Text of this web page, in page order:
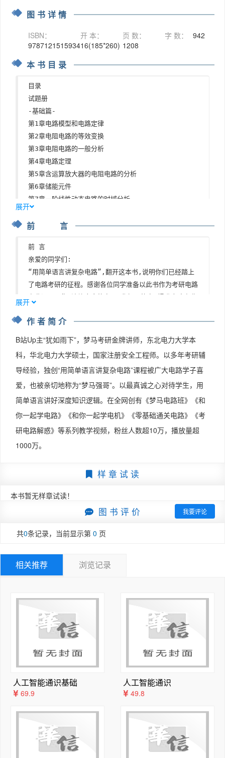
图书详情
ISBN：
9787121515934
开 本：
16(185*260)
页 数：
1208
字 数： 942
本书目录
目录
试题册
-基础篇-
第1章电路模型和电路定律
第2章电阻电路的等效变换
第3章电阻电路的一般分析
第4章电路定理
第5章含运算放大器的电阻电路的分析
第6章储能元件
第7章一阶线性动态电路的时域分析
第9章正弦稳态电路的分析
第11章电路频率响应
第12章三相电路
第13章非正弦周期信号线性电路的稳态分析
第14章线性动态电路的复频域分析
第15章二端口网络
-强化篇-
第1章电路模型和电路定律
考点一：构建电路模型
题型一电路电位的计算
题型二具体电路电位的计算
考点三：关于功率的计算
考点四：对电路的基本分析计算
考点五：方程思想求解问题
考点一：电阻的等效变换
题型二电桥
题型三普通的Y-△变换
题型五对称电阻电路分析：平衡对称电路与传递对称电路
题型七特殊电阻问题分析
考点二：输入电阻
题型二以求戴维南等效电阻为切入口求输入电阻
题型三以求时间常数为切入口求输入电阻
考点三：电源的等效变换
题型一一般的电源等效变换
题型二多余元件问题
题型三无伴电源位移问题（选学）
第3章电阻电路的一般方程
题型一一般节点电压方程的计算
题型二对含多余元件、无伴电压源的电路列写节点电压方程
题型三含多余元件，但求内部支路电压的节点电压方程问题
题型四含多余元件与电路定理结合的节点电压方程问题
展开
前 言
前 言
亲爱的同学们:
“用简单语言讲复杂电路”,翻开这本书,说明你们已经踏上
了电路考研的征程。感谢各位同学准备以此书作为考研电路
用本书。
本书分为两部分:基础篇+强化篇。
做题不能一味追求难度,能上手才是关键。 本书基础篇配
合《电路考研一点通》的知识点讲解,以电路专业本科阶段
经典教材课后习题和历年考研真题为蓝本,优中选优,选出
考查知识点清晰、 全面、容易上手的经典习题。习题分为
“与典型例题做朋友: 经典题型练习” 和“与真题见面：真
考生掌握解题的入门知识。 后一部分选择经典真题,让考
生在进行基础习题练习后感受真题,缩短与真题的距离,打
只有一个目的,即让刚刚备考考研电路的考生能够在考研电
2.强化篇
系统性强化解题能力,才能真正认识自己。本书强化篇作为
题特点,对考研真题做了归纳总结,以题眼和解法的形式点
较基础篇习题,难度有明显提升,更具有挑战性,建议考生在
做完基础篇习题后做强化篇习题。 本书如此设计只有一个
书是梦马教育考研电路强化班使用的教材,为了使考生更好
地学习,我还编写了《电路考研一点通》辅导书配合使
用。
本书由梦马教育团队编辑初稿,云图及电子工业出版社的编
辑进行了详细、认真的排版和编辑工作,梦马考研电路班学
使本书以美观、规范的形式出版。感谢家人对我的支持,没
虽然我用尽心思,但是我的能力有限,内容上肯定会有不周
之处,希望同学们批评指正,只要条件允许,我就会每年持续
优化本书。 我会用心服务各位同学,用真诚的态度解决出
现的问题,认真备课,好好教书。非常期待我们的再次相逢,
展开
作者简介
B站Up主“犹如雨下”，梦马考研金牌讲师，东北电力大学本
科，华北电力大学硕士，国家注册安全工程师。以多年考研辅
导经验，独创“用简单语言讲复杂电路”课程被广大电路学子喜
爱，也被亲切地称为“梦马强哥”。以最真诚之心对待学生，用
简单语言讲好深度知识逻辑。在全网创有《梦马电路班》《和
你一起学电路》《和你一起学电机》《零基础通关电路》《考
研电路解惑》等系列教学视频，粉丝人数超10万，播放量超
1000万。
样 章 试 读
本书暂无样章试读！
图 书 评 价 我要评论
共0条记录，当前显示第 0 页
相关推荐 浏览记录
人工智能通识基础
69.9
人工智能通识
49.8